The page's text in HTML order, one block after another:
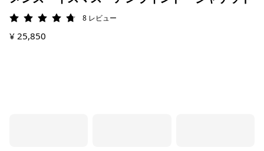
評価: 4.8 / 5
8 レビュー
¥ 25,850